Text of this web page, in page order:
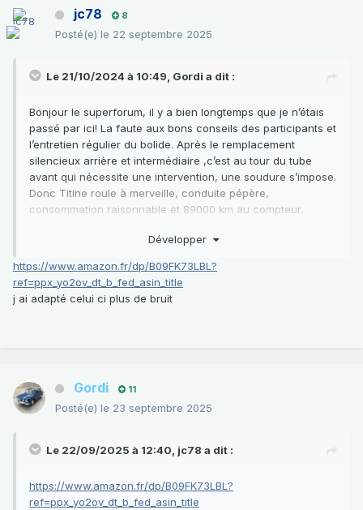
jc78 8
Posté(e) le 22 septembre 2025
Le 21/10/2024 à 10:49, Gordi a dit :
Bonjour le superforum, il y a bien longtemps que je n’étais
passé par ici! La faute aux bons conseils des participants et
l’entretien régulier du bolide. Après le remplacement
silencieux arrière et intermédiaire ,c’est au tour du tube
avant qui nécessite une intervention, une soudure s’impose.
Donc Titine roule à merveille, conduite pépère,
consommation raisonnable et 89000 km au compteur.
démonté les essuie-glaces et extrait le moteur. Voilà le topo,
salaud là ne fait pas de bruit à l’extérieur mais c’est une
autre histoire! Interrupteur de ventilation enclenché position
une comme la deux j’ai 12V, plus exactement 11,71v est-ce
Développer
https://www.amazon.fr/dp/B09FK73LBL?
ref=ppx_yo2ov_dt_b_fed_asin_title
j ai adapté celui ci plus de bruit
Gordi 11
Posté(e) le 23 septembre 2025
Le 22/09/2025 à 12:40, jc78 a dit :
https://www.amazon.fr/dp/B09FK73LBL?
ref=ppx_yo2ov_dt_b_fed_asin_title